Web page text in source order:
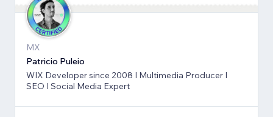
MX
Patricio Puleio
WIX Developer since 2008 I Multimedia Producer I
SEO I Social Media Expert